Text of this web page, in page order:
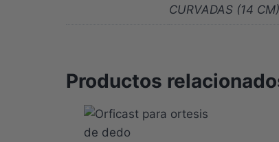
CURVADAS (14
Productos